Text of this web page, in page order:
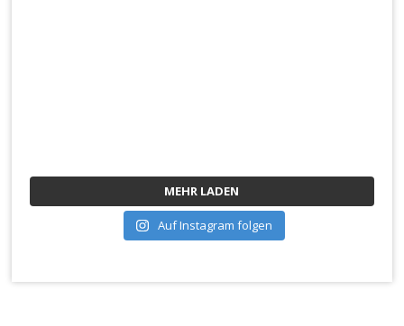
MEHR LADEN
Auf Instagram folgen